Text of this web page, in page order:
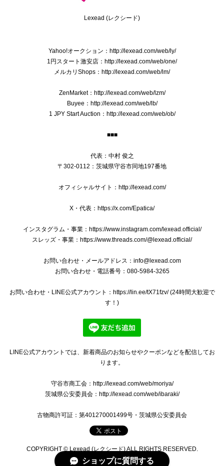
2025/08/21
2025/07/15
2025/01/09
て購入できます。 欲しい商品と出会えた際はまたよろしくお
いつもご購入いただきましてありがとうござい
ます。 バッグを気に入っていただけましてとて
も嬉しく存じます。 バッグのメンテナンスの方
法など、ご質問やご相談などがございました
ら、いつでもお気軽にメッセージをお寄せくだ
さい。 ご丁寧なお取引をしていただきましてあ
りがとうございます。 今後ともなにとぞよろし
2024/11/21
初めて購入させて頂きました‼︎ 丁寧な梱包 本当にありがと
うございます。 状態も思っていたより全然良く、またいい出
Lexead (レクシード)
Yahoo!オークション：http://lexead.com/web/ly/
1円スタート激安店：http://lexead.com/web/one/
メルカリShops：http://lexead.com/web/lm/
ZenMarket：http://lexead.com/web/lzm/
Buyee：http://lexead.com/web/lb/
1 JPY Start Auction：http://lexead.com/web/ob/
■■■
代表：中村 俊之
〒302-0112：茨城県守谷市同地197番地
オフィシャルサイト：http://lexead.com/
X・代表：https://x.com/Epatica/
インスタグラム・事業：https://www.instagram.com/lexead.official/
スレッズ・事業：https://www.threads.com/@lexead.official/
お問い合わせ・メールアドレス： info@lexead.com
お問い合わせ・電話番号：080-5984-3265
お問い合わせ・LINE公式アカウント：https://lin.ee/tX71fzv/ (24時間大歓迎で
す！)
LINE公式アカウントでは、新着商品のお知らせやクーポンなどを配信してお
ります。
守谷市商工会：http://lexead.com/web/moriya/
茨城県公安委員会：http://lexead.com/web/ibaraki/
古物商許可証：第401270001499号・茨城県公安委員会
COPYRIGHT © Lexead (レクシード) ALL RIGHTS RESERVED.
ショップに質問する